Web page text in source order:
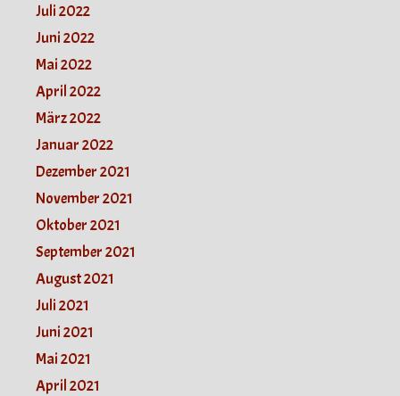
Juli 2022
Juni 2022
Mai 2022
April 2022
März 2022
Januar 2022
Dezember 2021
November 2021
Oktober 2021
September 2021
August 2021
Juli 2021
Juni 2021
Mai 2021
April 2021